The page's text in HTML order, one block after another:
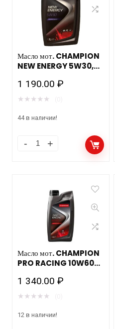
Масло мот. CHAMPION
NEW ENERGY 5W30,
SL/CF (1л) синт.
1 190.00₽
★ ★ ★ ★ ★
44 в наличии!
Масло мот. CHAMPION
PRO RACING 10W60
API: SN/CF (1л) синт.
1 340.00₽
★ ★ ★ ★ ★
12 в наличии!